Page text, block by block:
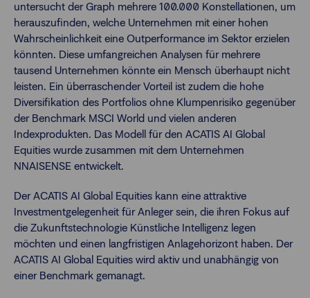
untersucht der Graph mehrere 100.000 Konstellationen, um
herauszufinden, welche Unternehmen mit einer hohen
Wahrscheinlichkeit eine Outperformance im Sektor erzielen
könnten. Diese umfangreichen Analysen für mehrere
tausend Unternehmen könnte ein Mensch überhaupt nicht
leisten. Ein überraschender Vorteil ist zudem die hohe
Diversifikation des Portfolios ohne Klumpenrisiko gegenüber
der Benchmark MSCI World und vielen anderen
Indexprodukten. Das Modell für den ACATIS AI Global
Equities wurde zusammen mit dem Unternehmen
NNAISENSE entwickelt.
Der ACATIS AI Global Equities kann eine attraktive
Investmentgelegenheit für Anleger sein, die ihren Fokus auf
die Zukunftstechnologie Künstliche Intelligenz legen
möchten und einen langfristigen Anlagehorizont haben. Der
ACATIS AI Global Equities wird aktiv und unabhängig von
einer Benchmark gemanagt.